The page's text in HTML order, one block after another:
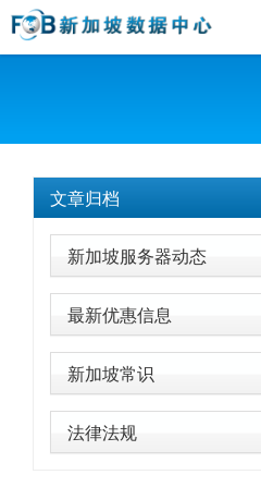
文章归档
新加坡服务器动态
最新优惠信息
新加坡常识
法律法规